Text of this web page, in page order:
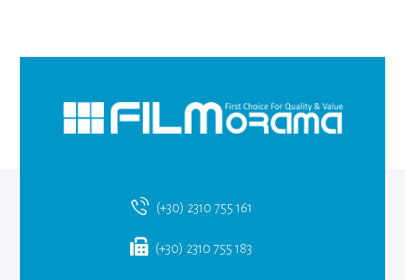
(+30) 2310 755 161
(+30) 2310 755 183